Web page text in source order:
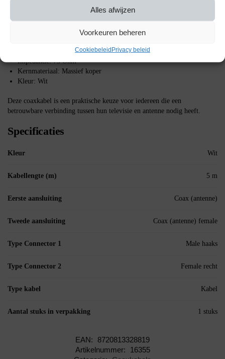
Alles afwijzen
Voorkeuren beheren
Cookiebeleid Privacy beleid
Belangrijke Specificaties
Connectoren: Rechte female naar haakse male
Impedantie: 75 Ohm
Kernmateriaal: Massief koper
Kleur: Wit
Deze coaxkabel is een praktische keuze voor iedereen die een
betrouwbare verbinding tussen hun televisie en antenne nodig heeft.
Specificaties
Kleur Wit
Kabellengte (m) 5 m
Eerste aansluiting Coax (antenne)
Tweede aansluiting Coax (antenne) female
Type Connector 1 Male haaks
Type Connector 2 Female recht
Type kabel Kabel
Aantal stuks in verpakking 1 stuks
EAN:
8720813328819
Artikelnummer:
16355